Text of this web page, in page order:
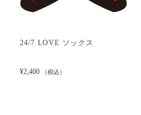
24/7 LOVE ソックス
¥2,400 （税込）